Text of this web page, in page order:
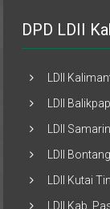
LDII
LDII Kutai